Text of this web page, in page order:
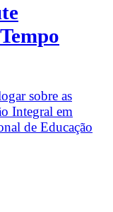
sobre as
Integral em
de Educação